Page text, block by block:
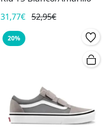
31,77€ 52,95€
20%